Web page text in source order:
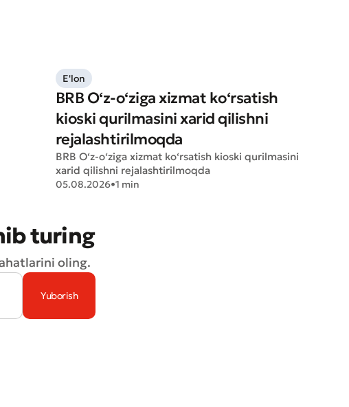
E'lon
BRB O‘z-o‘ziga xizmat ko‘rsatish
kioski qurilmasini xarid qilishni
rejalashtirilmoqda
BRB O‘z-o‘ziga xizmat ko‘rsatish kioski qurilmasini
xarid qilishni rejalashtirilmoqda
05.08.2026•1 min
turing
oling.